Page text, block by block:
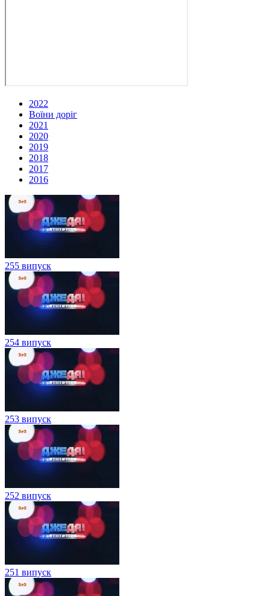
2022
Воїни доріг
2021
2020
2019
2018
2017
2016
255 випуск
254 випуск
253 випуск
252 випуск
251 випуск